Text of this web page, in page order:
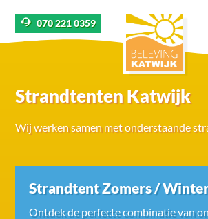
070 221 0359
Strandtenten Katwijk
Wij werken samen met onderstaande
Strandtent Zomers /
Ontdek de perfecte combinatie van